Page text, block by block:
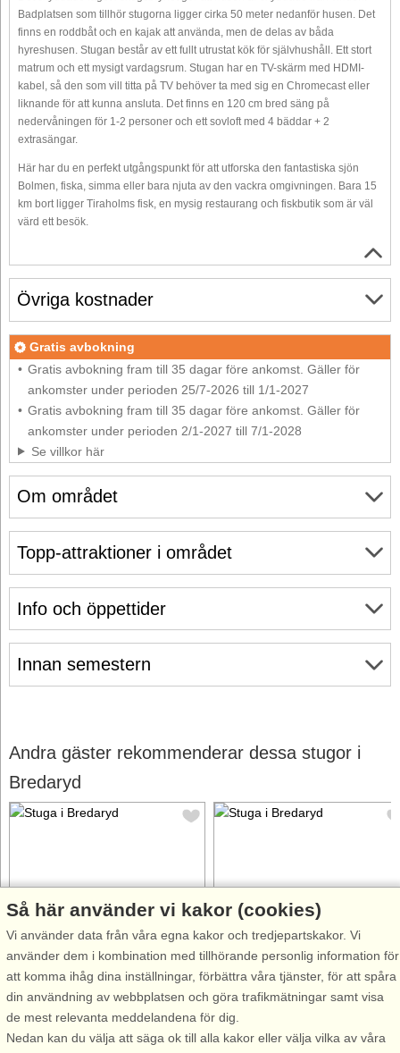
Badplatsen som tillhör stugorna ligger cirka 50 meter nedanför husen. Det
finns en roddbåt och en kajak att använda, men de delas av båda
hyreshusen. Stugan består av ett fullt utrustat kök för självhushåll. Ett stort
matrum och ett mysigt vardagsrum. Stugan har en TV-skärm med HDMI-
kabel, så den som vill titta på TV behöver ta med sig en Chromecast eller
liknande för att kunna ansluta. Det finns en 120 cm bred säng på
nedervåningen för 1-2 personer och ett sovloft med 4 bäddar + 2
extrasängar.
Här har du en perfekt utgångspunkt för att utforska den fantastiska sjön
Bolmen, fiska, simma eller bara njuta av den vackra omgivningen. Bara 15
km bort ligger Tiraholms fisk, en mysig restaurang och fiskbutik som är väl
värd ett besök.
Om området
Info och öppettider
Innan semestern
Övriga kostnader
Gratis avbokning
Gratis avbokning fram till 35 dagar före ankomst. Gäller för
ankomster under perioden 25/7-2026 till 1/1-2027
Gratis avbokning fram till 35 dagar före ankomst. Gäller för
ankomster under perioden 2/1-2027 till 7/1-2028
Se villkor här
Topp-attraktioner i området
Andra gäster rekommenderar dessa stugor i
Bredaryd
Stugnr: 62867
Bredaryd
6 personer, 60 m²
50 m till sjö/hav:.
Välkommen till denna unika
fastighet som består av tre
Stugnr: 58770
Bredaryd
6 personer, 68 m²
3,6 km till sjö/hav:.
Nyrenoverad stuga med härlig
rymd. Denna stuga som har
Så här använder vi kakor (cookies)
Vi använder data från våra egna kakor och tredjepartskakor. Vi
använder dem i kombination med tillhörande personlig information för
att komma ihåg dina inställningar, förbättra våra tjänster, för att spåra
din användning av webbplatsen och göra trafikmätningar samt visa
de mest relevanta meddelandena för dig.
Nedan kan du välja att säga ok till alla kakor eller välja vilka av våra